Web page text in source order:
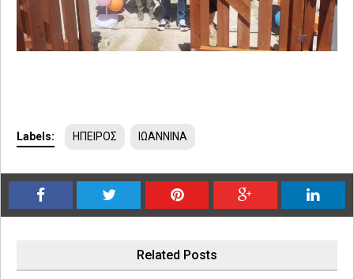
Labels: ΗΠΕΙΡΟΣ ΙΩΑΝΝΙΝΑ
Related Posts